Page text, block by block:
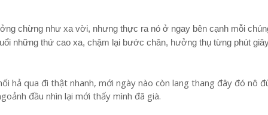
chừng như xa vời, nhưng thực ra nó ở ngay bên cạnh mỗi
những thứ cao xa, chậm lại bước chân, hưởng thụ từng phút
hả qua đi thật nhanh, mới ngày nào còn lang thang đây đó nô
đầu nhìn lại mới thấy mình đã già.